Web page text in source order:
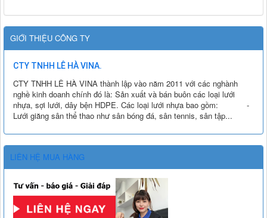
GIỚI THIỆU CÔNG TY
CTY TNHH LÊ HÀ VINA.
CTY TNHH LÊ HÀ VINA thành lập vào năm 2011 với các nghành
nghề kinh doanh chính đó là: Sản xuất và bán buôn các loại lưới
nhựa, sợi lưới, dây bện HDPE. Các loại lưới nhựa bao gồm: -
Lưới giăng sân thể thao như sân bóng đá, sân tennis, sân tập...
LIÊN HỆ MUA HÀNG